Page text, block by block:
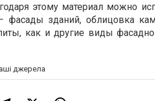
этому материал можно
фасады зданий, облицовка
как и другие виды
джерела